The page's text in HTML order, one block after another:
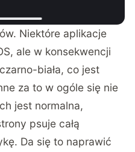
Niektóre aplikacje
ale w konsekwencji
biała, co jest
za to w ogóle się nie
jest normalna,
psuje całą
Da się to naprawić